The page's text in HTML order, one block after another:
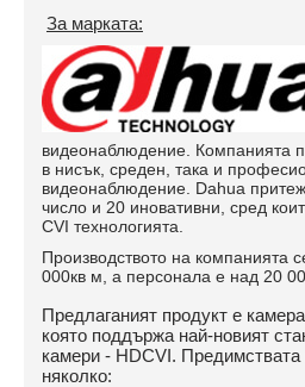
За марката:
видеонаблюдение. Компанията
в нисък, среден, така и
видеонаблюдение. Dahua
число и 20 иновативни, сред
CVI технологията.
Производството на компанията
000кв м, а персонала е над 20
Предлаганият продукт е
която поддържа най-новият
камери - HDCVI. Предимствата
няколко: